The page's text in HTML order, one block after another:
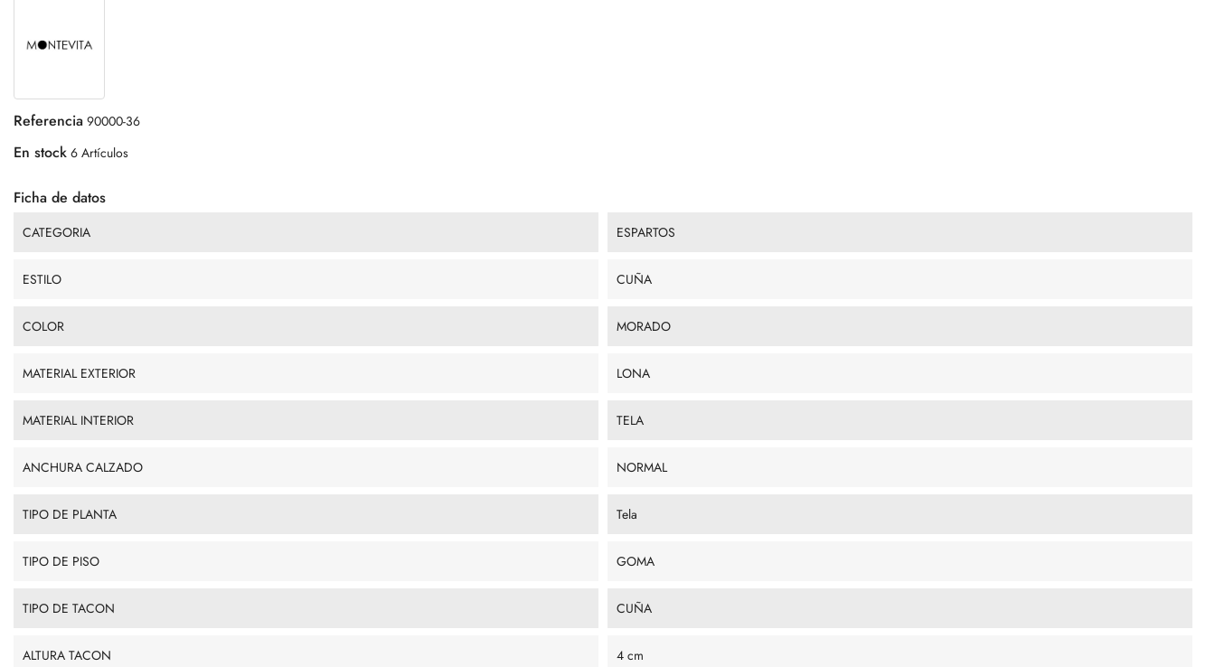
Referencia 90000-36
En stock 6 Artículos
Ficha de datos
CATEGORIA ESPARTOS
ESTILO CUÑA
COLOR MORADO
MATERIAL EXTERIOR LONA
MATERIAL INTERIOR TELA
ANCHURA CALZADO NORMAL
TIPO DE PLANTA Tela
TIPO DE PISO GOMA
TIPO DE TACON CUÑA
ALTURA TACON 4 cm